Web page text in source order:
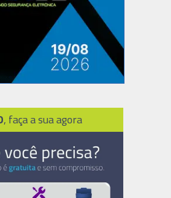
, faça a sua agora